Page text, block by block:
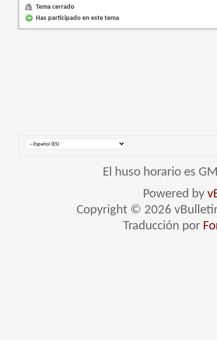
Tema cerrado
Has participado en este tema
El huso horario es
Powered by
Copyright © 2026
Traducción por